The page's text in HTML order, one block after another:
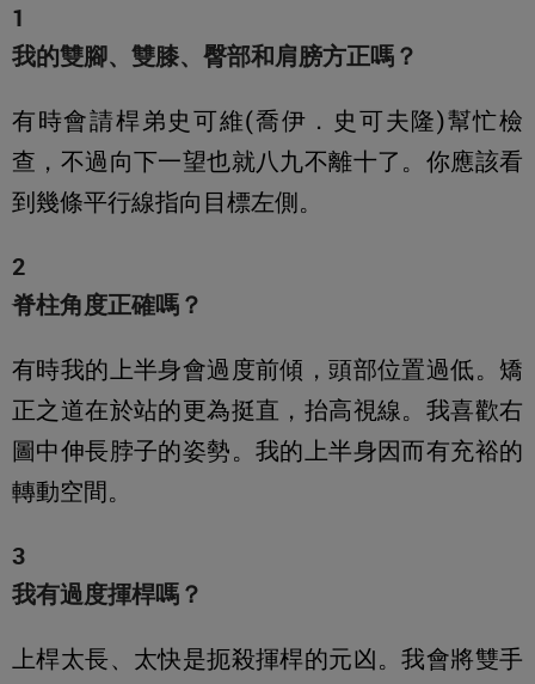
1
我的雙腳、雙膝、臀部和肩膀方正嗎？
有時會請桿弟史可維(喬伊．史可夫隆)幫忙檢
查，不過向下一望也就八九不離十了。你應該看
到幾條平行線指向目標左側。
2
脊柱角度正確嗎？
有時我的上半身會過度前傾，頭部位置過低。矯
正之道在於站的更為挺直，抬高視線。我喜歡右
圖中伸長脖子的姿勢。我的上半身因而有充裕的
轉動空間。
3
我有過度揮桿嗎？
上桿太長、太快是扼殺揮桿的元凶。我會將雙手